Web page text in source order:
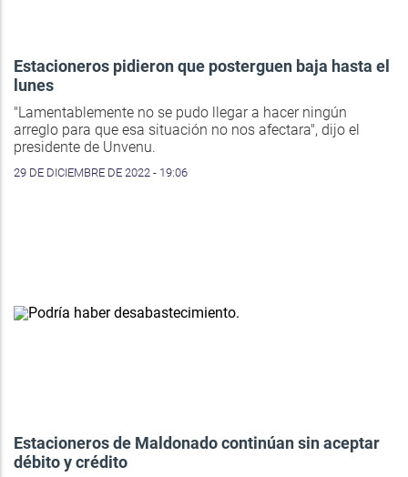
Estacioneros pidieron que posterguen baja hasta el
lunes
"Lamentablemente no se pudo llegar a hacer ningún
arreglo para que esa situación no nos afectara", dijo el
presidente de Unvenu.
29 DE DICIEMBRE DE 2022 - 19:06
Estacioneros de Maldonado continúan sin aceptar
débito y crédito